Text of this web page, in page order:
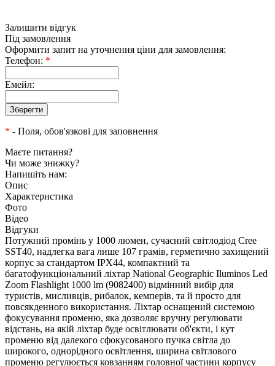
Залишити відгук
Під замовлення
Оформити запит на уточнення ціни для замовлення:
Телефон: *
Емейл:
* - Поля, обов'язкові для заповнення
Маєте питання?
Чи може знижку?
Напишіть нам:
Опис
Характеристика
Фото
Відео
Відгуки
Потужний промінь у 1000 люмен, сучасний світлодіод Cree
SST40, надлегка вага лише 107 грамів, герметично захищений
корпус за стандартом IPX44, компактний та
багатофункціональний ліхтар National Geographic Iluminos Led
Zoom Flashlight 1000 lm (9082400) відмінний вибір для
туристів, мисливців, рибалок, кемперів, та й просто для
повсякденного використання. Ліхтар оснащений системою
фокусування променю, яка дозволяє вручну регулювати
відстань, на якій ліхтар буде освітлювати об'єкти, і кут
променю від далекого сфокусованого пучка світла до
широкого, однорідного освітлення, ширина світлового
променю регулюється ковзанням головної частини корпусу